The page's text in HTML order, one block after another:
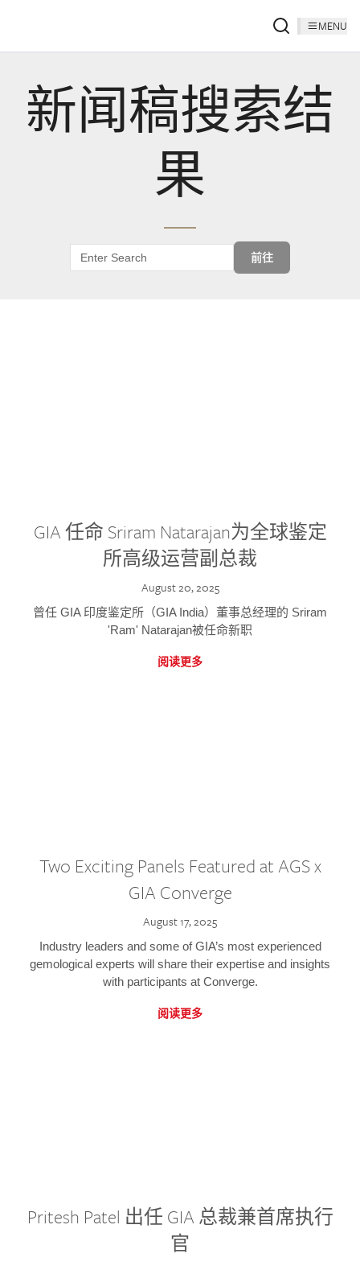
MENU
新闻稿搜索结
果
前往
GIA 任命 Sriram Natarajan为全球鉴定
所高级运营副总裁
August 20, 2025
曾任 GIA 印度鉴定所（GIA India）董事总经理的 Sriram
'Ram' Natarajan被任命新职
阅读更多
Two Exciting Panels Featured at AGS x
GIA Converge
August 17, 2025
Industry leaders and some of GIA’s most experienced
gemological experts will share their expertise and insights
with participants at Converge.
阅读更多
Pritesh Patel 出任 GIA 总裁兼首席执行
官